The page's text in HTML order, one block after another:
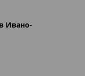
Ивано-